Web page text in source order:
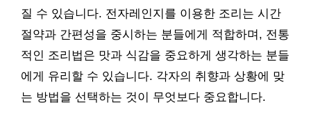
질 수 있습니다. 전자레인지를 이용한 조리는 시간
절약과 간편성을 중시하는 분들에게 적합하며, 전통
적인 조리법은 맛과 식감을 중요하게 생각하는 분들
에게 유리할 수 있습니다. 각자의 취향과 상황에 맞
는 방법을 선택하는 것이 무엇보다 중요합니다.